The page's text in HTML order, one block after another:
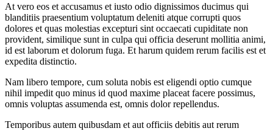
At vero eos et accusamus et iusto odio dignissimos ducimus qui
blanditiis praesentium voluptatum deleniti atque corrupti quos
dolores et quas molestias excepturi sint occaecati cupiditate non
provident, similique sunt in culpa qui officia deserunt mollitia animi,
id est laborum et dolorum fuga. Et harum quidem rerum facilis est et
expedita distinctio.
Nam libero tempore, cum soluta nobis est eligendi optio cumque
nihil impedit quo minus id quod maxime placeat facere possimus,
omnis voluptas assumenda est, omnis dolor repellendus.
Temporibus autem quibusdam et aut officiis debitis aut rerum